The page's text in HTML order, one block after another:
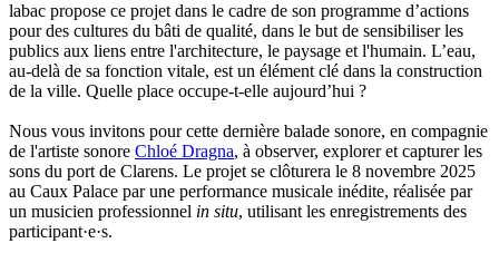
labac propose ce projet dans le cadre de son programme d’actions
pour des cultures du bâti de qualité, dans le but de sensibiliser les
publics aux liens entre l'architecture, le paysage et l'humain. L’eau,
au-delà de sa fonction vitale, est un élément clé dans la construction
de la ville. Quelle place occupe-t-elle aujourd’hui ?
Nous vous invitons pour cette dernière balade sonore, en compagnie
de l'artiste sonore Chloé Dragna, à observer, explorer et capturer les
sons du port de Clarens. Le projet se clôturera le 8 novembre 2025
au Caux Palace par une performance musicale inédite, réalisée par
un musicien professionnel in situ, utilisant les enregistrements des
participant·e·s.